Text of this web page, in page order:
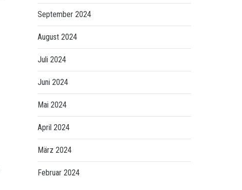
September 2024
August 2024
Juli 2024
Juni 2024
Mai 2024
April 2024
März 2024
Februar 2024